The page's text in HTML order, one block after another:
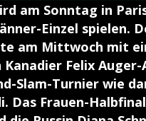
am Sonntag in
Einzel spielen.
am Mittwoch mit
Felix
Slam-Turnier wie
Das Frauen-